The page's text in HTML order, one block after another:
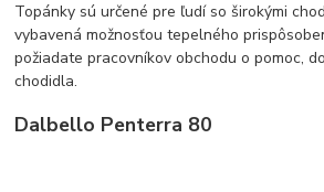
Topánky sú určené pre ľudí so širokými
vybavená možnosťou tepelného
požiadate pracovníkov obchodu o pomoc,
chodidla.
Dalbello Penterra 80